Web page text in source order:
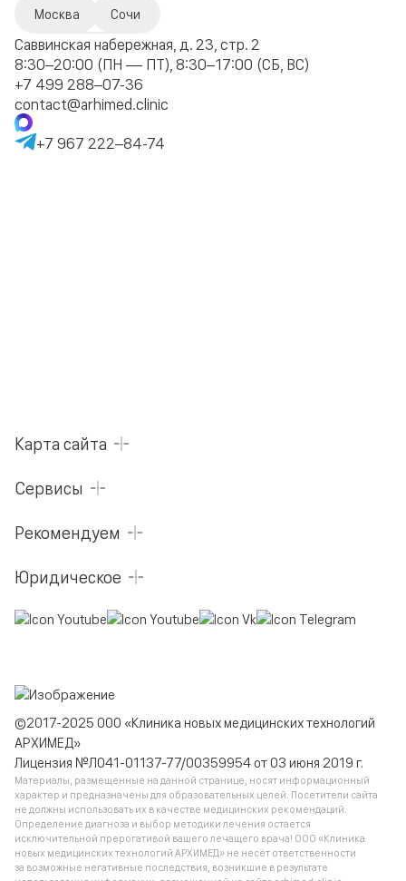
Москва Сочи
Саввинская набережная, д. 23, стр. 2
8:30–20:00 (ПН — ПТ), 8:30–17:00 (СБ, ВС)
+7 499 288–07-36
contact@arhimed.clinic
+7 967 222–84-74
Карта сайта
Сервисы
Рекомендуем
Юридическое
©2017-2025 ООО «Клиника новых медицинских технологий
АРХИМЕД»
Лицензия №Л041-01137-77/00359954 от 03 июня 2019 г.
Материалы, размещенные на данной странице, носят информационный
характер и предназначены для образовательных целей. Посетители сайта
не должны использовать их в качестве медицинских рекомендаций.
Определение диагноза и выбор методики лечения остается
исключительной прерогативой вашего лечащего врача! ООО «Клиника
новых медицинских технологий АРХИМЕД» не несёт ответственности
за возможные негативные последствия, возникшие в результате